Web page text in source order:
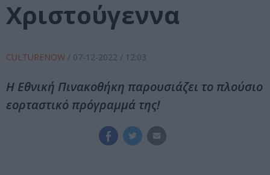
Χριστούγεννα
CULTURENOW / 07-12-2022 / 12:03
Η Εθνική Πινακοθήκη παρουσιάζει το πλούσιο
εορταστικό πρόγραμμά της!